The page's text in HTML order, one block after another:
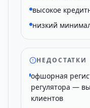
высокое
низкий
НЕДОСТАТКИ
офшорная
регулятора —
клиентов